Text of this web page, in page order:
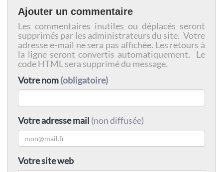
Ajouter un commentaire
Les commentaires inutiles ou déplacés seront
supprimés par les administrateurs du site. Votre
adresse e-mail ne sera pas affichée. Les retours à
la ligne seront convertis automatiquement. Le
code HTML sera supprimé du message.
Votre nom(obligatoire)
Votre adresse mail (non diffusée)
Votre site web